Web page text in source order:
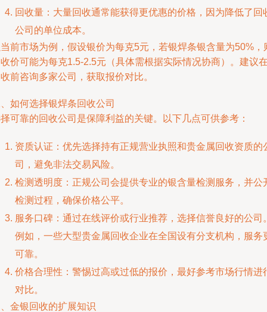
回收量：大量回收通常能获得更优惠的价格，因为降低了回
公司的单位成本。
前市场为例，假设银价为每克5元，若银焊条银含量为50%，
价可能为每克1.5-2.5元（具体需根据实际情况协商）。建议
前咨询多家公司，获取报价对比。
如何选择银焊条回收公司
可靠的回收公司是保障利益的关键。以下几点可供参考：
资质认证：优先选择持有正规营业执照和贵金属回收资质的
司，避免非法交易风险。
检测透明度：正规公司会提供专业的银含量检测服务，并公
检测过程，确保价格公平。
服务口碑：通过在线评价或行业推荐，选择信誉良好的公司
例如，一些大型贵金属回收企业在全国设有分支机构，服务
可靠。
价格合理性：警惕过高或过低的报价，最好参考市场行情进
对比。
金银回收的扩展知识